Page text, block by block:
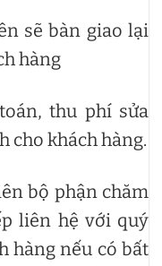
sẽ bàn giao lại
hàng
thu phí sửa
cho khách hàng.
bộ phận chăm
liên hệ với quý
hàng nếu có bất